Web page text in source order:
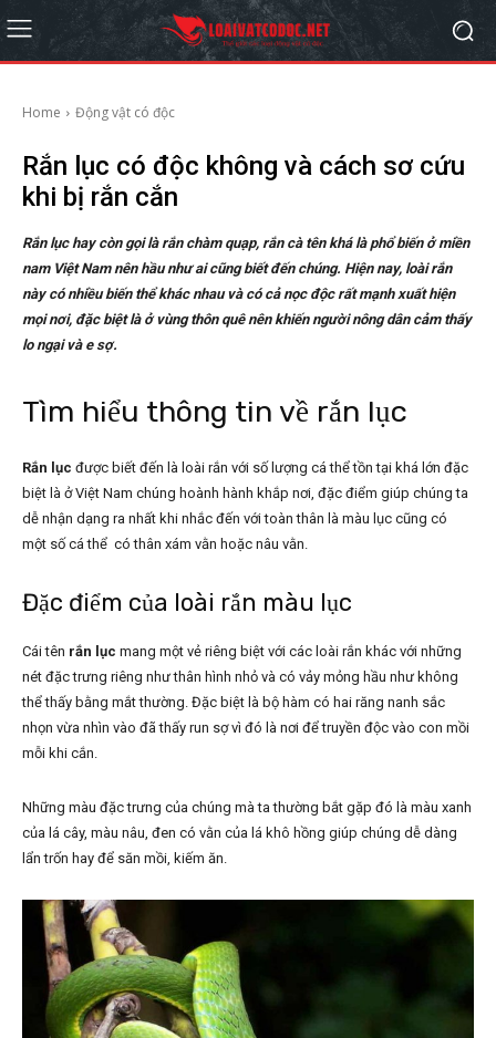
Home Động vật có độc
Rắn lục có độc không và cách sơ cứu
khi bị rắn cắn
Rắn lục hay còn gọi là rắn chàm quạp, rắn cà tên khá là phổ biến ở miền
nam Việt Nam nên hầu như ai cũng biết đến chúng. Hiện nay, loài rắn
này có nhiều biến thể khác nhau và có cả nọc độc rất mạnh xuất hiện
mọi nơi, đặc biệt là ở vùng thôn quê nên khiến người nông dân cảm thấy
lo ngại và e sợ.
Tìm hiểu thông tin về rắn lục
Rắn lục được biết đến là loài rắn với số lượng cá thể tồn tại khá lớn đặc
biệt là ở Việt Nam chúng hoành hành khắp nơi, đặc điểm giúp chúng ta
dễ nhận dạng ra nhất khi nhắc đến với toàn thân là màu lục cũng có
một số cá thể có thân xám vằn hoặc nâu vằn.
Đặc điểm của loài rắn màu lục
Cái tên rắn lục mang một vẻ riêng biệt với các loài rắn khác với những
nét đặc trưng riêng như thân hình nhỏ và có vảy mỏng hầu như không
thể thấy bằng mắt thường. Đặc biệt là bộ hàm có hai răng nanh sắc
nhọn vừa nhìn vào đã thấy run sợ vì đó là nơi để truyền độc vào con mồi
mỗi khi cắn.
Những màu đặc trưng của chúng mà ta thường bắt gặp đó là màu xanh
của lá cây, màu nâu, đen có vằn của lá khô hồng giúp chúng dễ dàng
lẩn trốn hay để săn mồi, kiếm ăn.